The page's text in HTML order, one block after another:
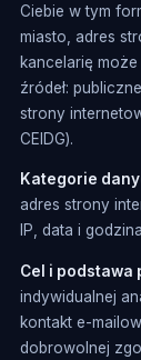
Ciebie w tym
miasto, adres
kancelarię
źródeł:
strony
CEIDG).
Kategorie
adres strony
IP, data i
Cel i podstawa
indywidualnej
kontakt e-
dobrowolnej